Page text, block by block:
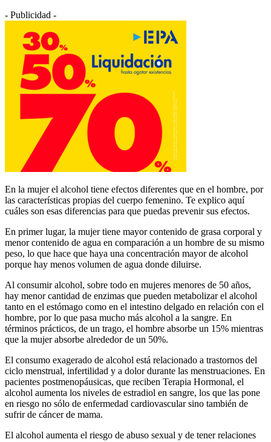
- Publicidad -
En la mujer el alcohol tiene efectos diferentes que en el hombre, por
las características propias del cuerpo femenino. Te explico aquí
cuáles son esas diferencias para que puedas prevenir sus efectos.
En primer lugar, la mujer tiene mayor contenido de grasa corporal y
menor contenido de agua en comparación a un hombre de su mismo
peso, lo que hace que haya una concentración mayor de alcohol
porque hay menos volumen de agua donde diluirse.
Al consumir alcohol, sobre todo en mujeres menores de 50 años,
hay menor cantidad de enzimas que pueden metabolizar el alcohol
tanto en el estómago como en el intestino delgado en relación con el
hombre, por lo que pasa mucho más alcohol a la sangre. En
términos prácticos, de un trago, el hombre absorbe un 15% mientras
que la mujer absorbe alrededor de un 50%.
El consumo exagerado de alcohol está relacionado a trastornos del
ciclo menstrual, infertilidad y a dolor durante las menstruaciones. En
pacientes postmenopáusicas, que reciben Terapia Hormonal, el
alcohol aumenta los niveles de estradiol en sangre, los que las pone
en riesgo no sólo de enfermedad cardiovascular sino también de
sufrir de cáncer de mama.
El alcohol aumenta el riesgo de abuso sexual y de tener relaciones